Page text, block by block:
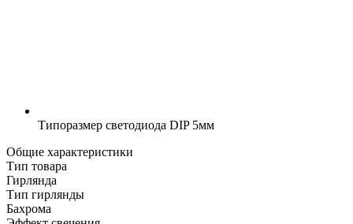
Типоразмер светодиода DIP 5мм
Общие характеристики
Тип товара
Гирлянда
Тип гирлянды
Бахрома